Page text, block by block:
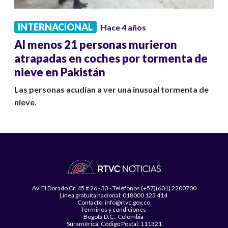
INTERNACIONAL Hace 4 años
Al menos 21 personas murieron
atrapadas en coches por tormenta de
nieve en Pakistán
Las personas acudían a ver una inusual tormenta de
nieve.
Av. El Dorado Cr. 45 # 26 - 33 - Teléfonos (+57)(601) 2200700
Línea gratuita nacional: 018000 123 414
Contacto: info@rtvc.gov.co
Términos y condiciones
Bogotá D.C., Colombia
Suramérica, Código Postal: 111321